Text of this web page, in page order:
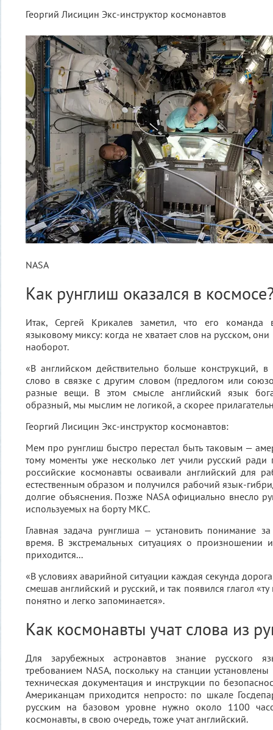
Георгий Лисицин Экс-инструктор космонавтов
NASA
Как рунглиш оказался в
Итак, Сергей Крикалев заметил, что его команда
языковому миксу: когда не хватает слов на русском, они
наоборот.
«В английском действительно больше конструкций,
слово в связке с другим словом (предлогом или
разные вещи. В этом смысле английский язык
образный, мы мыслим не логикой, а скорее
Георгий Лисицин Экс-инструктор космонавтов:
Мем про рунглиш быстро перестал быть таковым —
тому моменты уже несколько лет учили русский ради
российские космонавты осваивали английский для
естественным образом и получился рабочий язык-
долгие объяснения. Позже NASA официально внесло
используемых на борту МКС.
Главная задача рунглиша — установить понимание
время. В экстремальных ситуациях о произношении
приходится...
«В условиях аварийной ситуации каждая секунда
смешав английский и русский, и так появился глагол
понятно и легко запоминается».
Как космонавты учат слова из
Для зарубежных астронавтов знание русского
требованием NASA, поскольку на станции
техническая документация и инструкции по
Американцам приходится непросто: по шкале
русским на базовом уровне нужно около 1100
космонавты, в свою очередь, тоже учат английский.